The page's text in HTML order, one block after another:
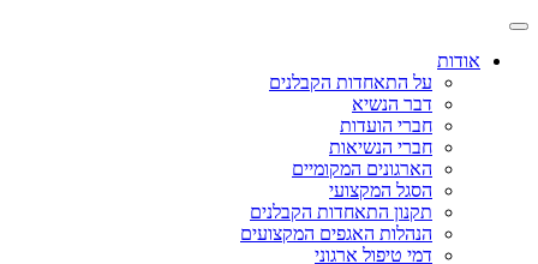
אודות
על התאחדות הקבלנים
דבר הנשיא
חברי הועדות
חברי הנשיאות
הארגונים המקומיים
הסגל המקצועי
תקנון התאחדות הקבלנים
הנהלות האגפים המקצועים
דמי טיפול ארגוני